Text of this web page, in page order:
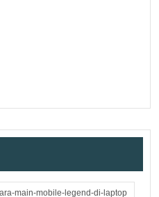
main-mobile-legend-di-laptop